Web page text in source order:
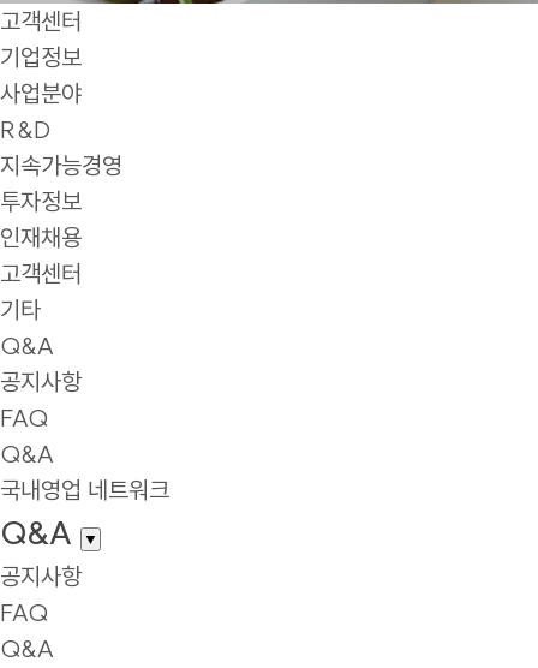
고객센터
기업정보
사업분야
R&D
지속가능경영
투자정보
인재채용
고객센터
기타
Q&A
공지사항
FAQ
Q&A
국내영업 네트워크
Q&A ▼
공지사항
FAQ
Q&A